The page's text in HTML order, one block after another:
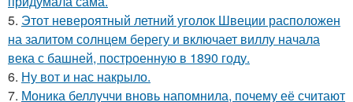
5. Этот невероятный летний уголок Швеции расположен
на залитом солнцем берегу и включает виллу начала
века с башней, построенную в 1890 году.
6. Ну вот и нас накрыло.
7. Моника беллуччи вновь напомнила, почему её считают